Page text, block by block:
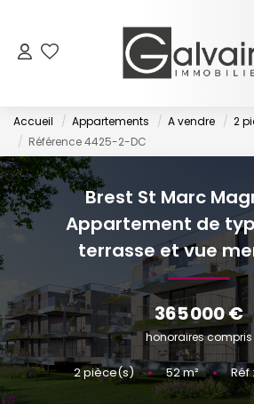
À Vendre
À Louer
PROGRAMMES
ESTIMER
GESTION
L’AGENCE
Accueil Appartements A vendre
2
Référence 4425-2-DC
Brest St Marc
Appartement de
terrasse et vue
365 000 €
honoraires compris
2pièce(s) • 52m² • Réf